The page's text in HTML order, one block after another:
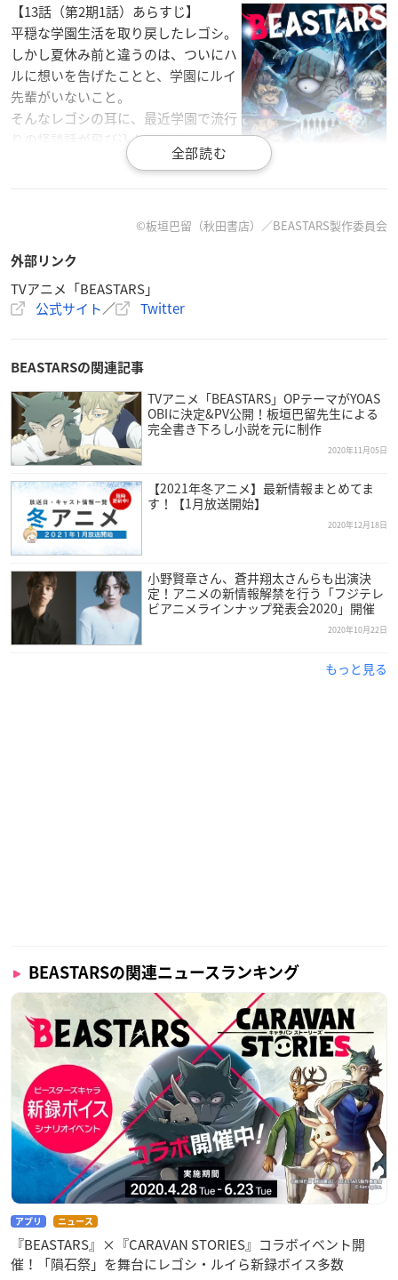
【13話（第2期1話）あらすじ】
平穏な学園生活を取り戻したレゴシ。
しかし夏休み前と違うのは、ついにハ
ルに想いを告げたことと、学園にルイ
先輩がいないこと。
そんなレゴシの耳に、最近学園で流行
りの怪談話が飛び込んでくる。
真夜中の校内に、殺されたテムの幽霊
始！
毎週水曜日24時55分から放送
関西テレビ、東海テレビ、テレビ西日本、北海道文化放送、BS
Netflixにて2021年1月5日（火）独占配信開始／
2話～：毎週木曜日配信（日本先行）
2021年7月より190カ国以上で独占配信
【作品紹介】
動物版青春群像劇、続演――。
数々の賞を総なめにしてきた本作、第1期は大好評を博し2019
年12月に放送終了、そして物語の続きが描かれる第2期は2021
年1月フジテレビ「+Ultra」ほかにて放送予定！
新才能が紡ぐ、差別、愛、弱さ、希望…珠玉の動物版ヒューマ
ンドラマを、引き続きお楽しみください！
オープニングテーマ：YOASOBI「怪物」（ソニー・ミュージッ
クエンターテインメント）
【キャスト】
レゴシ：小林親弘
ハル：千本木彩花
ルイ：小野友樹
ジュノ：種﨑敦美
ジャック：榎木淳弥
ミグノ：内田雄馬
コロ：大塚剛央
ダラム：小林直人
ボス：下妻由幸
カイ：岡本信彦
サヌ：落合福嗣
©板垣巴留（秋田書店）／BEASTARS製作委員会
外部リンク
TVアニメ「BEASTARS」
公式サイト／ Twitter
BEASTARSの関連記事
TVアニメ「BEASTARS」OPテーマがYOAS
OBIに決定&PV公開！板垣巴留先生による
完全書き下ろし小説を元に制作
2020年11月05日
【2021年冬アニメ】最新情報まとめてま
す！【1月放送開始】
2020年12月18日
小野賢章さん、蒼井翔太さんらも出演決
定！アニメの新情報解禁を行う「フジテレ
ビアニメラインナップ発表会2020」開催
2020年10月22日
もっと見る
BEASTARSの関連ニュースランキング
アプリ ニュース
『BEASTARS』×『CARAVAN STORIES』コラボイベント開
催！「隕石祭」を舞台にレゴシ・ルイら新録ボイス多数